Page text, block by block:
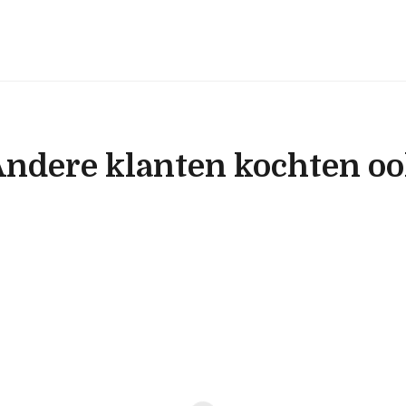
klanten kochten